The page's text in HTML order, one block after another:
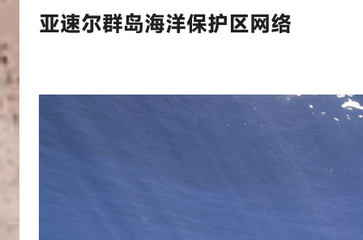
亚速尔群岛海洋保护区网络